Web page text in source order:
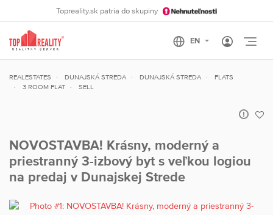
Topreality.sk patria do skupiny
REALESTATES DUNAJSKÁ STREDA DUNAJSKÁ STREDA
FLATS
3 ROOM FLAT
SELL
NOVOSTAVBA! Krásny, moderný a
priestranný 3-izbový byt s veľkou logiou
na predaj v Dunajskej Strede